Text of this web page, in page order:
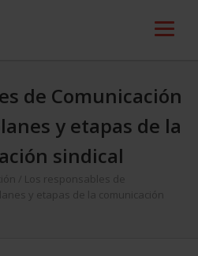
de Comunicación
y etapas de la
sindical
Los responsables de
y etapas de la comunicación